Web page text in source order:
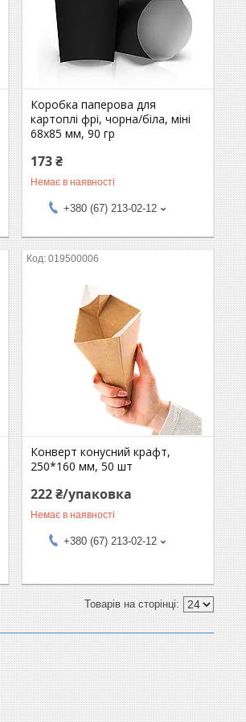
Коробка паперова для
картоплі фрі, чорна/біла, міні
68х85 мм, 90 гр
173 ₴
Немає в наявності
+380 (67) 213-02-12
019500006
Конверт конусний крафт,
250*160 мм, 50 шт
222 ₴/упаковка
Немає в наявності
+380 (67) 213-02-12